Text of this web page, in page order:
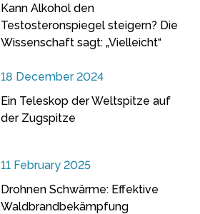
Kann Alkohol den
Testosteronspiegel steigern? Die
Wissenschaft sagt: „Vielleicht“
18 December 2024
Ein Teleskop der Weltspitze auf
der Zugspitze
11 February 2025
Drohnen Schwärme: Effektive
Waldbrandbekämpfung